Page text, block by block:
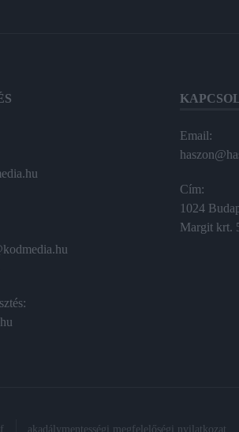
Email:
Cím:
1024
Margit krt.
akadálymentességi megfelelőségi nyilatkozat